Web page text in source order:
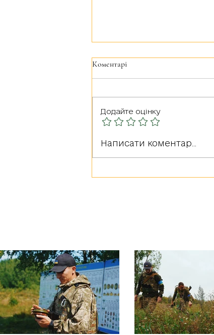
Герої серед нас: РУДА
Коментарі
Додайте оцінку
Написати коментар...